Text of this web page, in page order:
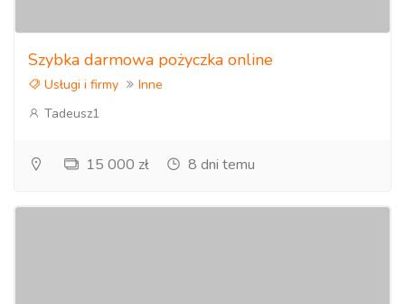
Szybka darmowa pożyczka online
Usługi i firmy
Inne
Tadeusz1
15 000 zł 8 dni temu